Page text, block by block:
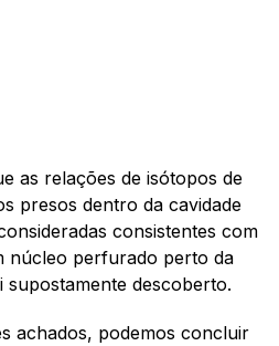
as relações de isótopos de
presos dentro da cavidade
consistentes com
núcleo perfurado perto da
descoberto.
achados, podemos concluir